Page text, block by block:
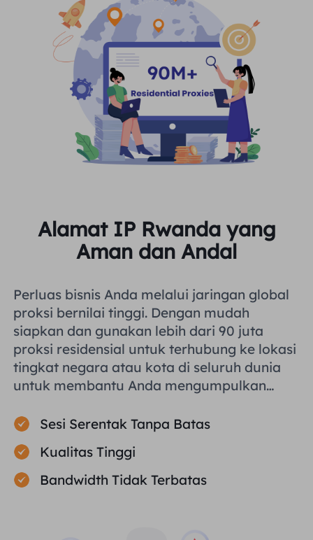
Alamat IP Rwanda yang
Aman dan Andal
Perluas bisnis Anda melalui jaringan global
proksi bernilai tinggi. Dengan mudah
siapkan dan gunakan lebih dari 90 juta
proksi residensial untuk terhubung ke lokasi
tingkat negara atau kota di seluruh dunia
untuk membantu Anda mengumpulkan
Sesi Serentak Tanpa Batas
Kualitas Tinggi
Bandwidth Tidak Terbatas